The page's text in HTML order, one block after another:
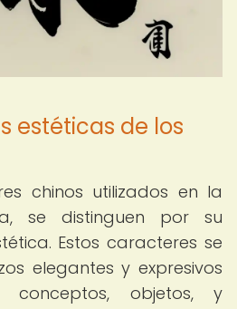
estéticas de los
chinos utilizados en la
se distinguen por su
Estos caracteres se
elegantes y expresivos
conceptos, objetos, y